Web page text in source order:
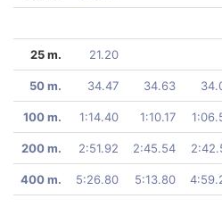
25 m. 21.20
50 m. 34.47 34.63
100 m. 1:14.40 1:10.17
200 m. 2:51.92 2:45.54
400 m. 5:26.80 5:13.80